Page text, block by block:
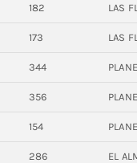
182 LAS
173 LAS
344
356
154
286
EL